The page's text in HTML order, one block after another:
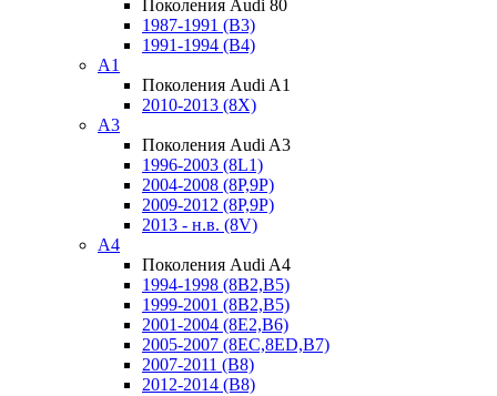
Поколения Audi 80
1987-1991 (B3)
1991-1994 (B4)
A1
Поколения Audi A1
2010-2013 (8X)
A3
Поколения Audi A3
1996-2003 (8L1)
2004-2008 (8P,9P)
2009-2012 (8P,9P)
2013 - н.в. (8V)
A4
Поколения Audi A4
1994-1998 (8B2,B5)
1999-2001 (8B2,B5)
2001-2004 (8E2,B6)
2005-2007 (8EC,8ED,B7)
2007-2011 (B8)
2012-2014 (B8)